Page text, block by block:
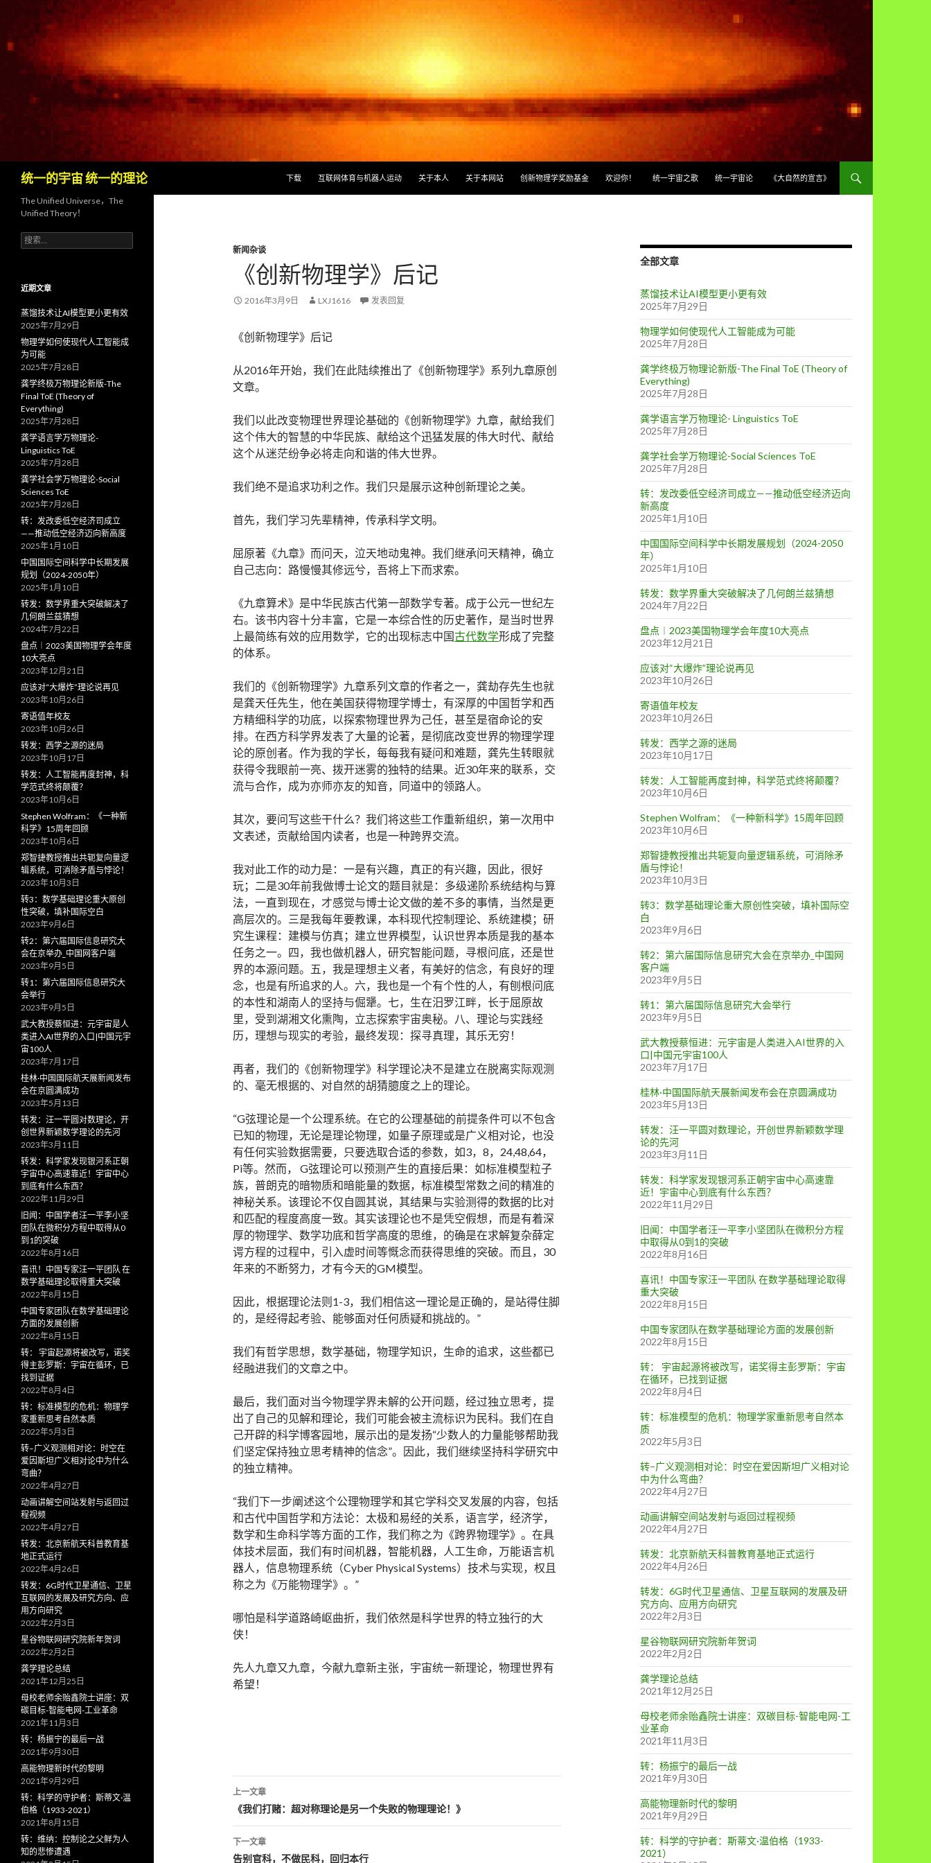
统一的宇宙 统一的理论
下载
互联网体育与机器人运动 关于本人 关于本网站 创新物理学奖励基金 欢迎你！ 统一宇宙之歌 统一宇宙论 《大自然的宣言》
新闻杂谈
《创新物理学》后记
2016年3月9日 LXJ1616 发表回复
《创新物理学》后记
从2016年开始，我们在此陆续推出了《创新物理学》系列九章原创
文章。
我们以此改变物理世界理论基础的《创新物理学》九章，献给我们
这个伟大的智慧的中华民族、献给这个迅猛发展的伟大时代、献给
这个从迷茫纷争必将走向和谐的伟大世界。
我们绝不是追求功利之作。我们只是展示这种创新理论之美。
首先，我们学习先辈精神，传承科学文明。
屈原著《九章》而问天，泣天地动鬼神。我们继承问天精神，确立
自己志向：路慢慢其修远兮，吾将上下而求索。
《九章算术》是中华民族古代第一部数学专著。成于公元一世纪左
右。该书内容十分丰富，它是一本综合性的历史著作，是当时世界
上最简练有效的应用数学，它的出现标志中国古代数学形成了完整
的体系。
我们的《创新物理学》九章系列文章的作者之一，龚劫存先生也就
是龚天任先生，他在美国获得物理学博士，有深厚的中国哲学和西
方精细科学的功底，以探索物理世界为己任，甚至是宿命论的安
排。在西方科学界发表了大量的论著，是彻底改变世界的物理学理
论的原创者。作为我的学长，每每我有疑问和难题，龚先生转眼就
获得令我眼前一亮、拨开迷雾的独特的结果。近30年来的联系，交
流与合作，成为亦师亦友的知音，同道中的领路人。
其次，要问写这些干什么？我们将这些工作重新组织，第一次用中
文表述，贡献给国内读者，也是一种跨界交流。
我对此工作的动力是：一是有兴趣，真正的有兴趣，因此，很好
玩；二是30年前我做博士论文的题目就是：多级递阶系统结构与算
法，一直到现在，才感觉与博士论文做的差不多的事情，当然是更
高层次的。三是我每年要教课，本科现代控制理论、系统建模；研
究生课程：建模与仿真；建立世界模型，认识世界本质是我的基本
任务之一。四，我也做机器人，研究智能问题，寻根问底，还是世
界的本源问题。五，我是理想主义者，有美好的信念，有良好的理
念，也是有所追求的人。六，我也是一个有个性的人，有刨根问底
的本性和湖南人的坚持与倔犟。七，生在汨罗江畔，长于屈原故
里，受到湖湘文化熏陶，立志探索宇宙奥秘。八、理论与实践经
历，理想与现实的考验，最终发现：探寻真理，其乐无穷！
再者，我们的《创新物理学》科学理论决不是建立在脱离实际观测
的、毫无根据的、对自然的胡猜臆度之上的理论。
“G弦理论是一个公理系统。在它的公理基础的前提条件可以不包含
已知的物理，无论是理论物理，如量子原理或是广义相对论，也没
有任何实验数据需要，只要选取合适的参数，如3，8，24,48,64，
Pi等。然而， G弦理论可以预测产生的直接后果：如标准模型粒子
族，普朗克的暗物质和暗能量的数据，标准模型常数之间的精准的
神秘关系。该理论不仅自圆其说，其结果与实验测得的数据的比对
和匹配的程度高度一致。其实该理论也不是凭空假想，而是有着深
厚的物理学、数学功底和哲学高度的思维，的确是在求解复杂薛定
谔方程的过程中，引入虚时间等慨念而获得思维的突破。而且，30
年来的不断努力，才有今天的GM模型。
因此，根据理论法则1-3，我们相信这一理论是正确的，是站得住脚
的，是经得起考验、能够面对任何质疑和挑战的。”
我们有哲学思想，数学基础，物理学知识，生命的追求，这些都已
经融进我们的文章之中。
最后，我们面对当今物理学界未解的公开问题，经过独立思考，提
出了自己的见解和理论，我们可能会被主流标识为民科。我们在自
己开辟的科学博客园地，展示出的是发扬“少数人的力量能够帮助我
们坚定保持独立思考精神的信念”。因此，我们继续坚持科学研究中
的独立精神。
“我们下一步阐述这个公理物理学和其它学科交叉发展的内容，包括
和古代中国哲学和方法论：太极和易经的关系，语言学，经济学，
数学和生命科学等方面的工作，我们称之为《跨界物理学》。在具
体技术层面，我们有时间机器，智能机器，人工生命，万能语言机
器人，信息物理系统（Cyber Physical Systems）技术与实现，权且
称之为《万能物理学》。”
哪怕是科学道路崎岖曲折，我们依然是科学世界的特立独行的大
侠！
先人九章又九章，今献九章新主张，宇宙统一新理论，物理世界有
希望！
文
章
上一文章
《我们打赌：超对称理论是另一个失败的物理理论！》
下一文章
告别官科，不做民科，回归本行
全部文章
蒸馏技术让AI模型更小更有效
2025年7月29日
物理学如何使现代人工智能成为可能
2025年7月28日
龚学终极万物理论新版-The Final ToE (Theory of
Everything)
2025年7月28日
龚学语言学万物理论- Linguistics ToE
2025年7月28日
龚学社会学万物理论-Social Sciences ToE
2025年7月28日
转：发改委低空经济司成立——推动低空经济迈向
新高度
2025年1月10日
中国国际空间科学中长期发展规划（2024-2050
年）
2025年1月10日
转发：数学界重大突破解决了几何朗兰兹猜想
2024年7月22日
盘点︱2023美国物理学会年度10大亮点
2023年12月21日
应该对“大爆炸”理论说再见
2023年10月26日
寄语值年校友
2023年10月26日
转发：西学之源的迷局
2023年10月17日
转发：人工智能再度封神，科学范式终将颠覆？
2023年10月6日
Stephen Wolfram：《一种新科学》15周年回顾
2023年10月6日
郑智捷教授推出共轭复向量逻辑系统，可消除矛
盾与悖论！
2023年10月3日
转3：数学基础理论重大原创性突破，填补国际空
白
2023年9月6日
转2：第六届国际信息研究大会在京举办_中国网
客户端
2023年9月5日
转1：第六届国际信息研究大会举行
2023年9月5日
武大教授蔡恒进：元宇宙是人类进入AI世界的入
口|中国元宇宙100人
2023年7月17日
桂林·中国国际航天展新闻发布会在京圆满成功
2023年5月13日
转发：汪一平圆对数理论，开创世界新颖数学理
论的先河
2023年3月11日
转发：科学家发现银河系正朝宇宙中心高速靠
近！宇宙中心到底有什么东西？
2022年11月29日
旧闻：中国学者汪一平李小坚团队在微积分方程
中取得从0到1的突破
2022年8月16日
喜讯！中国专家汪一平团队 在数学基础理论取得
重大突破
2022年8月15日
中国专家团队在数学基础理论方面的发展创新
2022年8月15日
转： 宇宙起源将被改写，诺奖得主彭罗斯：宇宙
在循环，已找到证据
2022年8月4日
转：标准模型的危机：物理学家重新思考自然本
质
2022年5月3日
转–广义观测相对论：时空在爱因斯坦广义相对论
中为什么弯曲？
2022年4月27日
动画讲解空间站发射与返回过程视频
2022年4月27日
转发：北京新航天科普教育基地正式运行
2022年4月26日
转发：6G时代卫星通信、卫星互联网的发展及研
究方向、应用方向研究
2022年2月3日
星谷物联网研究院新年贺词
2022年2月2日
龚学理论总结
2021年12月25日
母校老师余贻鑫院士讲座：双碳目标-智能电网-工
业革命
2021年11月3日
转：杨振宁的最后一战
2021年9月30日
高能物理新时代的黎明
2021年9月29日
转：科学的守护者：斯蒂文·温伯格（1933-
2021）
The Unified Universe，The
Unified Theory！
搜
索
近期文章
蒸馏技术让AI模型更小更有效
2025年7月29日
物理学如何使现代人工智能成
为可能
2025年7月28日
龚学终极万物理论新版-The
Final ToE (Theory of
Everything)
2025年7月28日
龚学语言学万物理论-
Linguistics ToE
2025年7月28日
龚学社会学万物理论-Social
Sciences ToE
2025年7月28日
转：发改委低空经济司成立
——推动低空经济迈向新高度
2025年1月10日
中国国际空间科学中长期发展
规划（2024-2050年）
2025年1月10日
转发：数学界重大突破解决了
几何朗兰兹猜想
2024年7月22日
盘点︱2023美国物理学会年度
10大亮点
2023年12月21日
应该对“大爆炸”理论说再见
2023年10月26日
寄语值年校友
2023年10月26日
转发：西学之源的迷局
2023年10月17日
转发：人工智能再度封神，科
学范式终将颠覆？
2023年10月6日
Stephen Wolfram：《一种新
科学》15周年回顾
2023年10月6日
郑智捷教授推出共轭复向量逻
辑系统，可消除矛盾与悖论！
2023年10月3日
转3：数学基础理论重大原创
性突破，填补国际空白
2023年9月6日
转2：第六届国际信息研究大
会在京举办_中国网客户端
2023年9月5日
转1：第六届国际信息研究大
会举行
2023年9月5日
武大教授蔡恒进：元宇宙是人
类进入AI世界的入口|中国元宇
宙100人
2023年7月17日
桂林·中国国际航天展新闻发布
会在京圆满成功
2023年5月13日
转发：汪一平圆对数理论，开
创世界新颖数学理论的先河
2023年3月11日
转发：科学家发现银河系正朝
宇宙中心高速靠近！宇宙中心
到底有什么东西？
2022年11月29日
旧闻：中国学者汪一平李小坚
团队在微积分方程中取得从0
到1的突破
2022年8月16日
喜讯！中国专家汪一平团队 在
数学基础理论取得重大突破
2022年8月15日
中国专家团队在数学基础理论
方面的发展创新
2022年8月15日
转： 宇宙起源将被改写，诺奖
得主彭罗斯：宇宙在循环，已
找到证据
2022年8月4日
转：标准模型的危机：物理学
家重新思考自然本质
2022年5月3日
转–广义观测相对论：时空在
爱因斯坦广义相对论中为什么
弯曲？
2022年4月27日
动画讲解空间站发射与返回过
程视频
2022年4月27日
转发：北京新航天科普教育基
地正式运行
2022年4月26日
转发：6G时代卫星通信、卫星
互联网的发展及研究方向、应
用方向研究
2022年2月3日
星谷物联网研究院新年贺词
2022年2月2日
龚学理论总结
2021年12月25日
母校老师余贻鑫院士讲座：双
碳目标-智能电网-工业革命
2021年11月3日
转：杨振宁的最后一战
2021年9月30日
高能物理新时代的黎明
2021年9月29日
转：科学的守护者：斯蒂文·温
伯格（1933-2021）
2021年8月15日
转：维纳：控制论之父鲜为人
知的悲惨遭遇